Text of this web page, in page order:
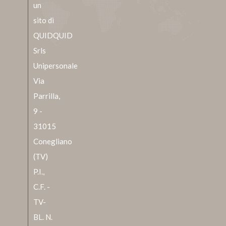
un
sito di
QUIDQUID
Srls
Unipersonale
Via
Parrilla,
9 -
31015
Conegliano
(TV)
P.I.,
C.F. -
TV-
BL. N.